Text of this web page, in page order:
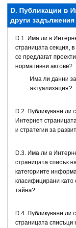
D. Публикации в
други задължения
D.1. Има ли в
страницата секция, в
се предлагат
нормативни актове?
Има ли данни
актуализация?
D.2. Публикувани ли
Интернет
и стратегии за
D.3. Има ли в
страницата списък
категориите
класифицирани като
тайна?
D.4. Публикувани ли
страницата списъци